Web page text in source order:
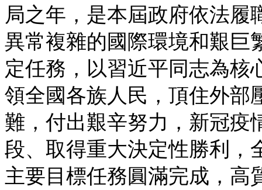
局之年，是本屆政府依法履
異常複雜的國際環境和艱巨
定任務，以習近平同志為核
領全國各族人民，頂住外部
難，付出艱辛努力，新冠疫
段、取得重大決定性勝利，
主要目標任務圓滿完成，高